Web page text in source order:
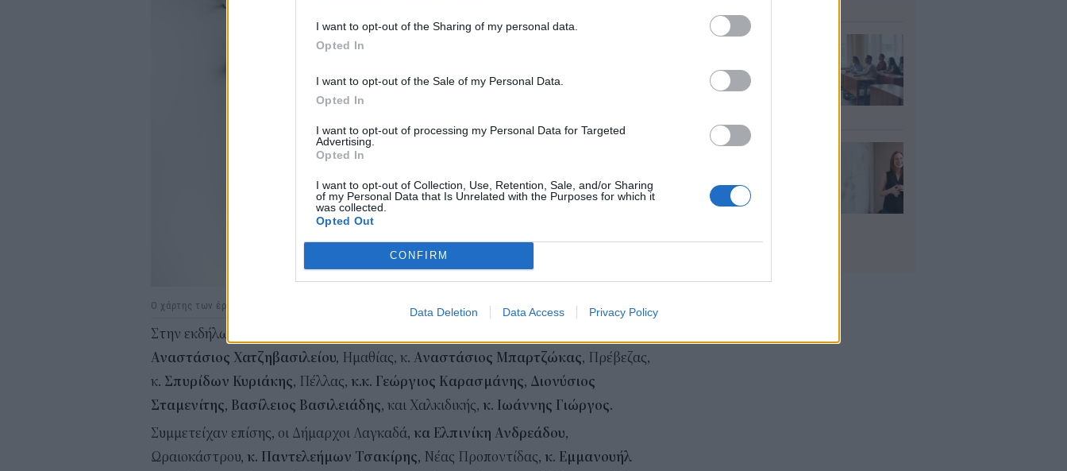
I want to opt-out of the Sharing of my personal data.
Opted In
I want to opt-out of the Sale of my Personal Data.
Opted In
I want to opt-out of processing my Personal Data for Targeted
Advertising.
Opted In
I want to opt-out of Collection, Use, Retention, Sale, and/or Sharing
of my Personal Data that Is Unrelated with the Purposes for which it
was collected.
Opted Out
CONFIRM
Data Deletion Data Access Privacy Policy
Ο χάρτης των έργων που σχεδιάζει το ΥΠΕΝ/ φωτο: ΔΤ
Στην εκδήλωση συμμετείχαν οι βουλευτές Σερρών και Υφυπουργός Εξωτερικών, κ.
Αναστάσιος Χατζηβασιλείου, Ημαθίας, κ. Αναστάσιος Μπαρτζώκας, Πρέβεζας,
κ. Σπυρίδων Κυριάκης, Πέλλας, κ.κ. Γεώργιος Καρασμάνης, Διονύσιος
Σταμενίτης, Βασίλειος Βασιλειάδης, και Χαλκιδικής, κ. Ιωάννης Γιώργος.
Συμμετείχαν επίσης, οι Δήμαρχοι Λαγκαδά, κα Ελπινίκη Ανδρεάδου,
Ωραιοκάστρου, κ. Παντελεήμων Τσακίρης, Νέας Προποντίδας, κ. Εμμανουήλ
αιτήσεις για 5.017
μόνιμους διορισμούς
Διορισμοί
Πότε βγαίνουν τα
ονόματα και τι
οι υποψήφιοι